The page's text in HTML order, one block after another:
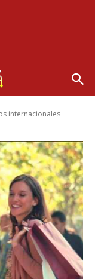
internacionales